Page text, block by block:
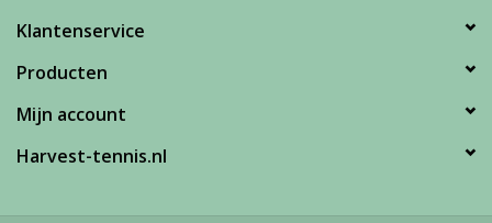
Klantenservice
Producten
Mijn account
Harvest-tennis.nl